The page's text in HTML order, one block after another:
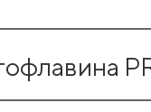
активного